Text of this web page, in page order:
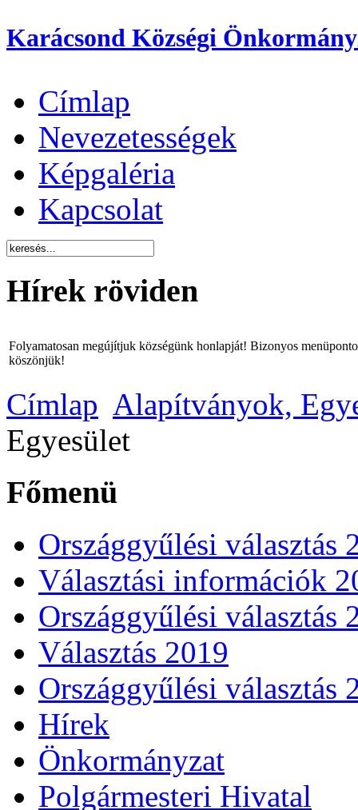
Karácsond Községi
Címlap
Nevezetességek
Képgaléria
Kapcsolat
Hírek röviden
Folyamatosan megújítjuk községünk honlapját! Bizonyos
köszönjük!
Címlap Alapítványok,
Egyesület
Főmenü
Országgyűlési választás
Választási információk
Országgyűlési választás
Választás 2019
Országgyűlési választás
Hírek
Önkormányzat
Polgármesteri Hivatal